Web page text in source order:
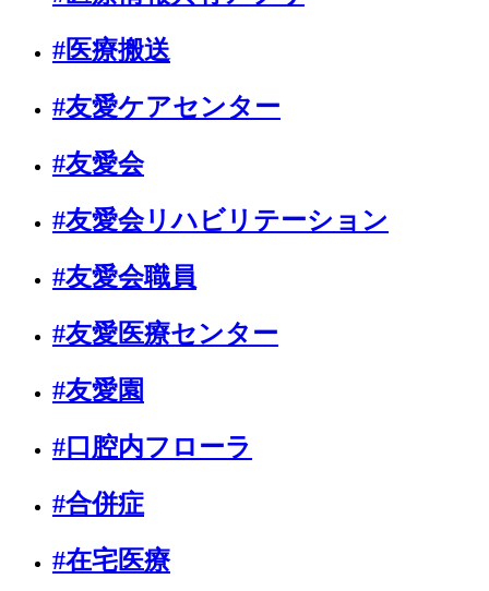
#医療搬送
#友愛ケアセンター
#友愛会
#友愛会リハビリテーション
#友愛会職員
#友愛医療センター
#友愛園
#口腔内フローラ
#合併症
#在宅医療